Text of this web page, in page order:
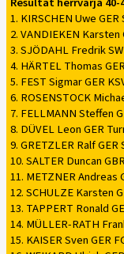
1. KIRSCHEN Uwe GER
2. VANDIEKEN Karsten
3. SJÖDAHL Fredrik
4. HÄRTEL Thomas
5. FEST Sigmar GER
6. ROSENSTOCK
7. FELLMANN Steffen
8. DÜVEL Leon GER
9. GRETZLER Ralf
10. SALTER Duncan GBR
11. METZNER Andreas
12. SCHULZE Karsten
13. TAPPERT Ronald
14. MÜLLER-RATH
15. KAISER Sven GER